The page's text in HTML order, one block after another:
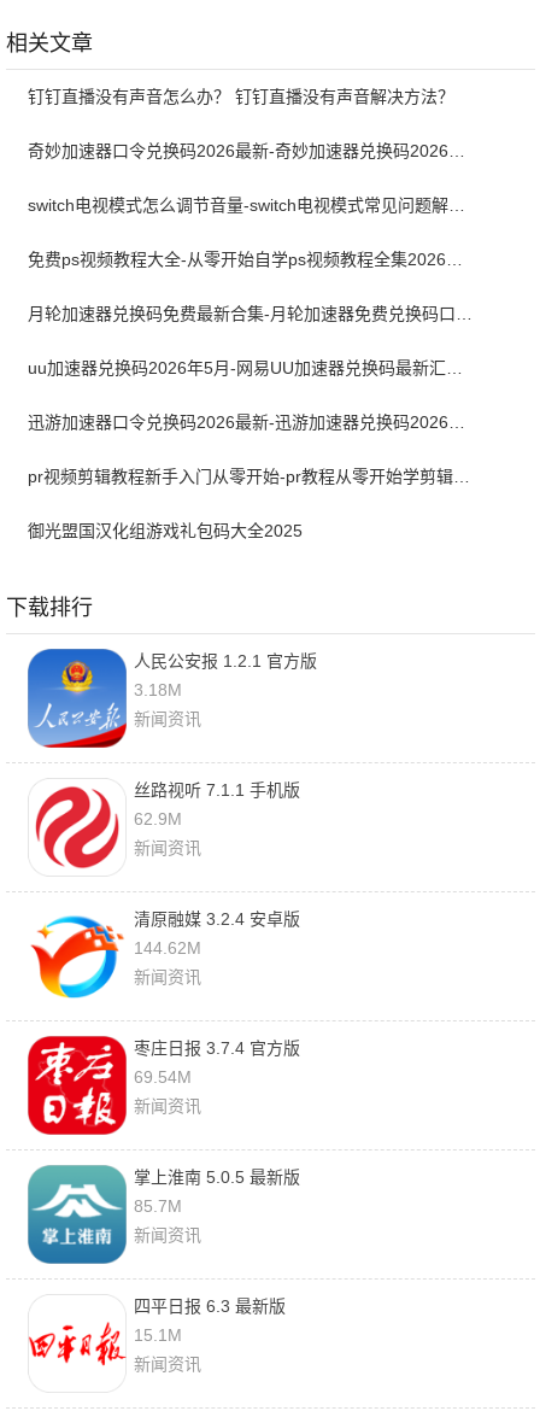
相关文章
钉钉直播没有声音怎么办？ 钉钉直播没有声音解决方法？
switch电视模式怎么调节音量-switch电视模式常见问题解决方案
pr视频剪辑教程新手入门从零开始-pr教程从零开始学剪辑全集免费
御光盟国汉化组游戏礼包码大全2025
下载排行
人民公安报 1.2.1 官方版
3.18M
新闻资讯
丝路视听 7.1.1 手机版
62.9M
新闻资讯
清原融媒 3.2.4 安卓版
144.62M
新闻资讯
枣庄日报 3.7.4 官方版
69.54M
新闻资讯
掌上淮南 5.0.5 最新版
85.7M
新闻资讯
四平日报 6.3 最新版
15.1M
新闻资讯